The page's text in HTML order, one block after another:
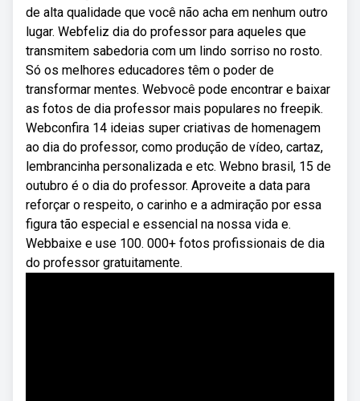
de alta qualidade que você não acha em nenhum outro
lugar. Webfeliz dia do professor para aqueles que
transmitem sabedoria com um lindo sorriso no rosto.
Só os melhores educadores têm o poder de
transformar mentes. Webvocê pode encontrar e baixar
as fotos de dia professor mais populares no freepik.
Webconfira 14 ideias super criativas de homenagem
ao dia do professor, como produção de vídeo, cartaz,
lembrancinha personalizada e etc. Webno brasil, 15 de
outubro é o dia do professor. Aproveite a data para
reforçar o respeito, o carinho e a admiração por essa
figura tão especial e essencial na nossa vida e.
Webbaixe e use 100. 000+ fotos profissionais de dia
do professor gratuitamente.